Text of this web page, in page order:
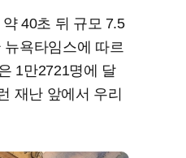
40초 뒤 규모 7.5
뉴욕타임스에 따르
1만2721명에 달
재난 앞에서 우리